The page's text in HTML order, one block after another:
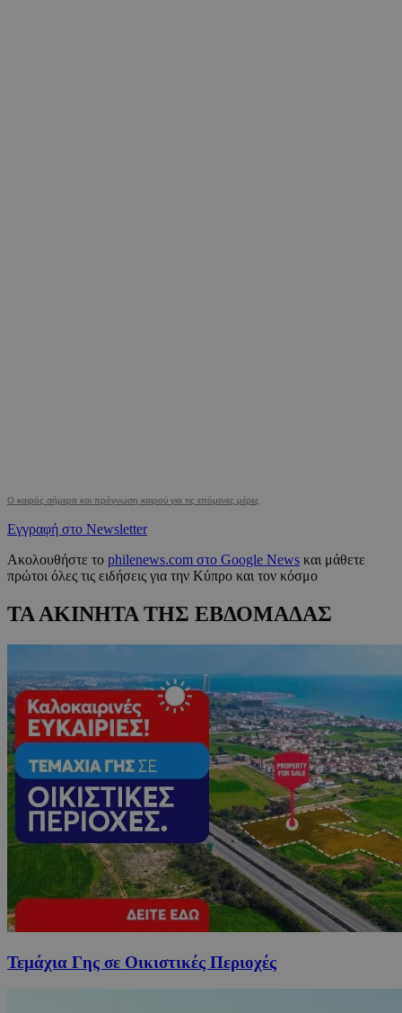
Ο καιρός σήμερα και πρόγνωση καιρού για τις επόμενες μέρες
Εγγραφή στο Newsletter
Ακολουθήστε το philenews.com στο Google News και μάθετε
πρώτοι όλες τις ειδήσεις για την Κύπρο και τον κόσμο
ΤΑ ΑΚΙΝΗΤΑ ΤΗΣ ΕΒΔΟΜΑΔΑΣ
Τεμάχια Γης σε Οικιστικές Περιοχές